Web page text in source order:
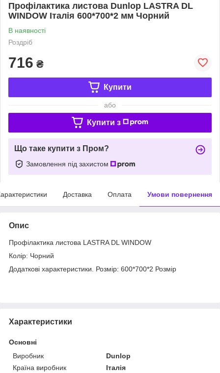
Профілактика листова Dunlop LASTRA DL
WINDOW Італія 600*700*2 мм Чорний
В наявності
Роздріб
716 ₴
Купити
або
Купити з
Що таке купити з Пром?
Замовлення під захистом
Доставка Оплата Умови повернення
Опис
Профілактика листова LASTRA DL WINDOW
Колір: Чорний
Додаткові характеристики. Розмір: 600*700*2 Розмір
Характеристики
Основні
Виробник
Dunlop
Країна виробник
Італія